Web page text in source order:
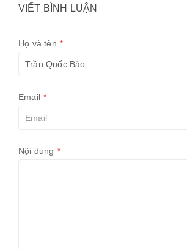
VIẾT BÌNH LUẬN
Họ và tên *
Email *
Nội dung *